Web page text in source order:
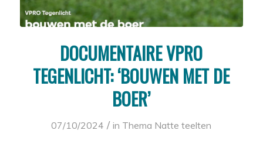
DOCUMENTAIRE VPRO
TEGENLICHT: ‘BOUWEN MET DE
BOER’
07/10/2024 / in Thema Natte teelten